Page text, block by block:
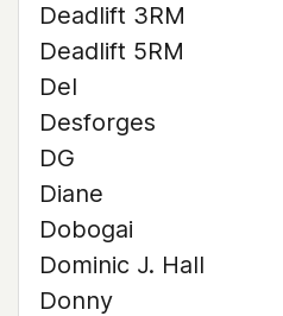
Deadlift 3RM
Deadlift 5RM
Del
Desforges
DG
Diane
Dobogai
Dominic J. Hall
Donny